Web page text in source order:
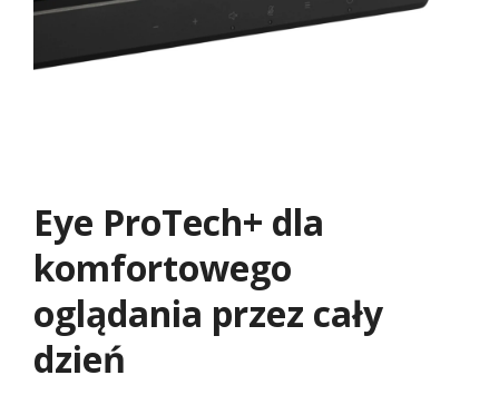
Eye ProTech+ dla
komfortowego
oglądania przez cały
dzień​